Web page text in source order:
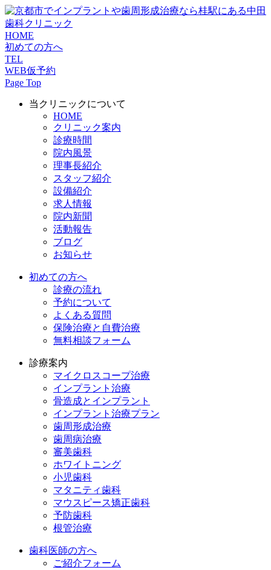
HOME
初めての方へ
TEL
WEB仮予約
Page Top
当クリニックについて
HOME
クリニック案内
診療時間
院内風景
理事長紹介
スタッフ紹介
設備紹介
求人情報
院内新聞
活動報告
ブログ
お知らせ
初めての方へ
診療の流れ
予約について
よくある質問
保険治療と自費治療
無料相談フォーム
診療案内
マイクロスコープ治療
インプラント治療
骨造成とインプラント
インプラント治療プラン
歯周形成治療
歯周病治療
審美歯科
ホワイトニング
小児歯科
マタニティ歯科
マウスピース矯正歯科
予防⻭科
根管治療
歯科医師の方へ
ご紹介フォーム